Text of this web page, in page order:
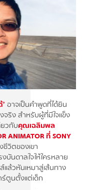
อาจเป็นคำพูดที่ได้ยิน
ริง สำหรับผู้ที่มีใจแข็ง
ยวกับคุณเฉลิมพล
ANIMATOR ที่ SONY
ชีวิตของเขา
บันดาลใจให้ใครหลาย
ล้วหันเหมาสู่เส้นทาง
ร์ตูนตั้งแต่เด็ก